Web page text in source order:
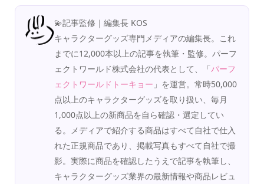
💫記事監修｜編集長 KOS
キャラクターグッズ専門メディアの編集長。これ
までに12,000本以上の記事を執筆・監修。パーフ
ェクトワールド株式会社の代表として、「パーフ
ェクトワールドトーキョー 」を運営。常時50,000
点以上のキャラクターグッズを取り扱い、毎月
1,000点以上の新商品を自ら確認・選定してい
る。メディアで紹介する商品はすべて自社で仕入
れた正規商品であり、掲載写真もすべて自社で撮
影。実際に商品を確認したうえで記事を執筆し、
キャラクターグッズ業界の最新情報や商品レビュ